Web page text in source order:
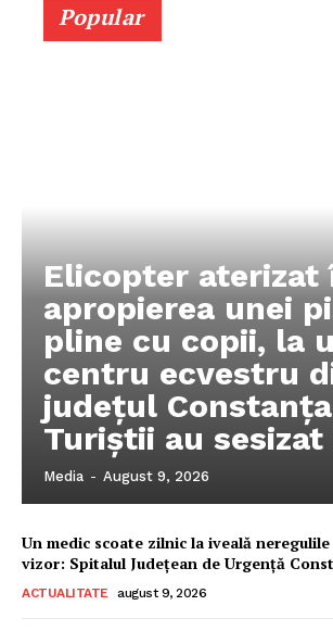
Popular
Elicopter aterizat
apropierea unei
pline cu copii, la
centru ecvestru
județul
Turiștii au
Media - August 9, 2026
Un medic scoate zilnic la iveală
vizor: Spitalul Județean de Urgență
ACTUALITATE august 9, 2026